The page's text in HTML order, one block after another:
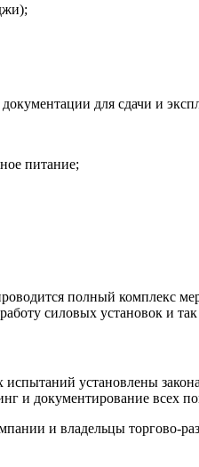
для сдачи и
питание;
полный комплекс
силовых установок и так
установлены
и документирование всех
и владельцы торгово-